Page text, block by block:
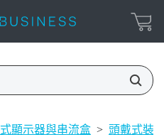
顯示器與串流盒 > 頭戴式裝